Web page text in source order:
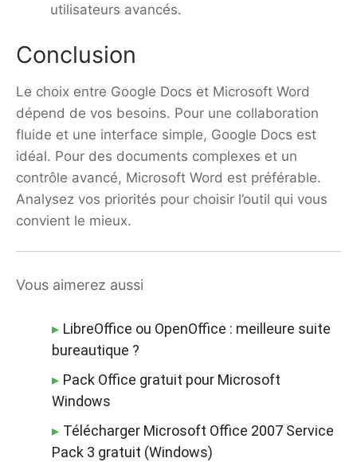
utilisateurs avancés.
Conclusion
Le choix entre Google Docs et Microsoft Word
dépend de vos besoins. Pour une collaboration
fluide et une interface simple, Google Docs est
idéal. Pour des documents complexes et un
contrôle avancé, Microsoft Word est préférable.
Analysez vos priorités pour choisir l’outil qui vous
convient le mieux.
Vous aimerez aussi
LibreOffice ou OpenOffice : meilleure suite
bureautique ?
Pack Office gratuit pour Microsoft
Windows
Télécharger Microsoft Office 2007 Service
Pack 3 gratuit (Windows)